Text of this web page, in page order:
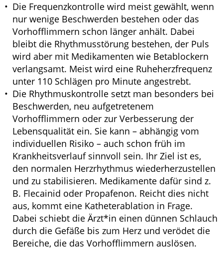
Die Frequenzkontrolle wird meist gewählt, wenn
nur wenige Beschwerden bestehen oder das
Vorhofflimmern schon länger anhält. Dabei
bleibt die Rhythmusstörung bestehen, der Puls
wird aber mit Medikamenten wie Betablockern
verlangsamt. Meist wird eine Ruheherzfrequenz
unter 110 Schlägen pro Minute angestrebt.
Die Rhythmuskontrolle setzt man besonders bei
Beschwerden, neu aufgetretenem
Vorhofflimmern oder zur Verbesserung der
Lebensqualität ein. Sie kann – abhängig vom
individuellen Risiko – auch schon früh im
Krankheitsverlauf sinnvoll sein. Ihr Ziel ist es,
den normalen Herzrhythmus wiederherzustellen
und zu stabilisieren. Medikamente dafür sind z.
B. Flecainid oder Propafenon. Reicht dies nicht
aus, kommt eine Katheterablation in Frage.
Dabei schiebt die Ärzt*in einen dünnen Schlauch
durch die Gefäße bis zum Herz und verödet die
Bereiche, die das Vorhofflimmern auslösen.